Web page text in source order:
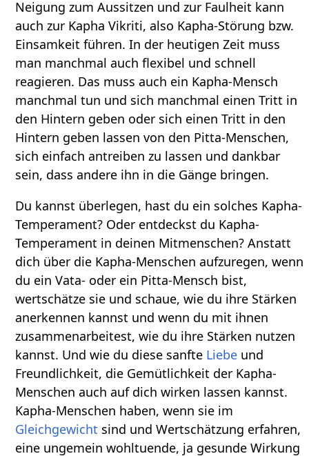
Neigung zum Aussitzen und zur Faulheit kann
auch zur Kapha Vikriti, also Kapha-Störung bzw.
Einsamkeit führen. In der heutigen Zeit muss
man manchmal auch flexibel und schnell
reagieren. Das muss auch ein Kapha-Mensch
manchmal tun und sich manchmal einen Tritt in
den Hintern geben oder sich einen Tritt in den
Hintern geben lassen von den Pitta-Menschen,
sich einfach antreiben zu lassen und dankbar
sein, dass andere ihn in die Gänge bringen.
Du kannst überlegen, hast du ein solches Kapha-
Temperament? Oder entdeckst du Kapha-
Temperament in deinen Mitmenschen? Anstatt
dich über die Kapha-Menschen aufzuregen, wenn
du ein Vata- oder ein Pitta-Mensch bist,
wertschätze sie und schaue, wie du ihre Stärken
anerkennen kannst und wenn du mit ihnen
zusammenarbeitest, wie du ihre Stärken nutzen
kannst. Und wie du diese sanfte Liebe und
Freundlichkeit, die Gemütlichkeit der Kapha-
Menschen auch auf dich wirken lassen kannst.
Kapha-Menschen haben, wenn sie im
Gleichgewicht sind und Wertschätzung erfahren,
eine ungemein wohltuende, ja gesunde Wirkung